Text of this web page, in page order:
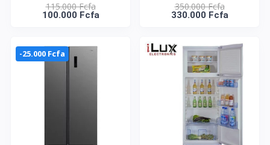
horizontal KNAS-250 -
1 porte - Gris - 145
115.000 Fcfa
100.000 Fcfa
LOAD 12 KG ET
SECHAGE 8 KG -
HEALTHGUARD
INVERTER-
MF200D120WB/T
350.000 Fcfa
330.000 Fcfa
-25.000 Fcfa